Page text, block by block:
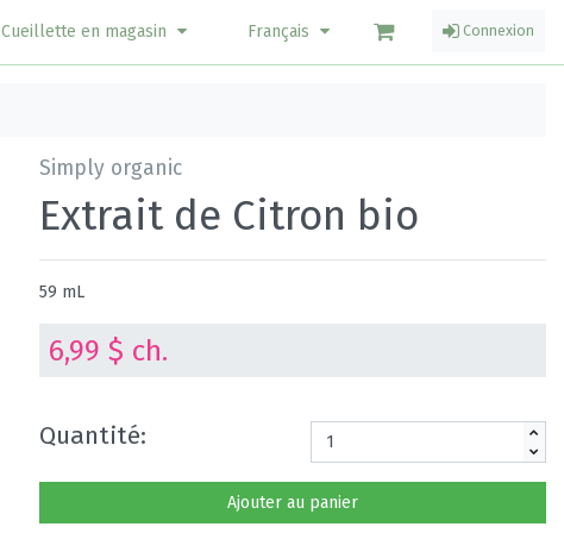
Cueillette en magasin Français Connexion
Simply organic
Extrait de Citron bio
59 mL
6,99 $ ch.
Quantité:
Ajouter au panier